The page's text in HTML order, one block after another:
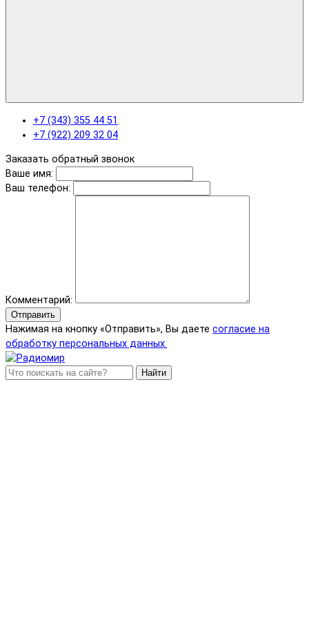
+7 (343) 355 44 51
+7 (922) 209 32 04
Заказать обратный звонок
Ваше имя:
Ваш телефон:
Комментарий:
Отправить
Нажимая на кнопку «Отправить», Вы даете согласие на
обработку персональных данных.
Найти